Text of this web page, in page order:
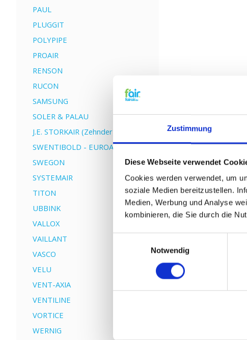
Zustimmung
Diese Webseite verwendet
Cookies werden verwendet, um
soziale Medien bereitzustellen.
Medien, Werbung und Analyse
kombinieren, die Sie durch die
Notwendig
PAUL
PLUGGIT
POLYPIPE
PROAIR
RENSON
RUCON
SAMSUNG
SOLER & PALAU
J.E. STORKAIR (Zehnder)
SWENTIBOLD - EUROAIR
SWEGON
SYSTEMAIR
TITON
UBBINK
VALLOX
VAILLANT
VASCO
VELU
VENT-AXIA
VENTILINE
VORTICE
WERNIG